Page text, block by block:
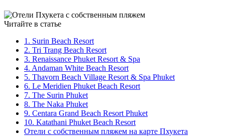
Читайте в статье
1. Surin Beach Resort
2. Tri Trang Beach Resort
3. Renaissance Phuket Resort & Spa
4. Andaman White Beach Resort
5. Thavorn Beach Village Resort & Spa Phuket
6. Le Meridien Phuket Beach Resort
7. The Surin Phuket
8. The Naka Phuket
9. Centara Grand Beach Resort Phuket
10. Katathani Phuket Beach Resort
Отели с собственным пляжем на карте Пхукета